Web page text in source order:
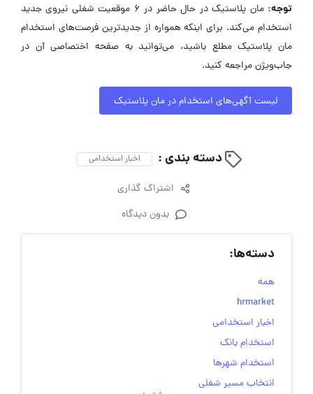
توجه:
مان پلاستیک در حال حاضر در ۶ موقعیت شغلی نیروی جدید
استخدام می‌کند. برای اینکه همواره از جدیدترین فرصت‌های استخدام
مان پلاستیک مطلع باشید، می‌توانید به صفحه اختصاصی آن در
جاب‌ویژن مراجعه کنید.
لیست آگهی‌های استخدام در مان پلاستیک
دسته بندی : اخبار استخدامی
اشتراک گذاری
بدون دیدگاه
دسته‌ها:
همه
hrmarket
اخبار استخدامی
استخدام بانک
استخدام شهرها
انتخاب مسیر شغلی